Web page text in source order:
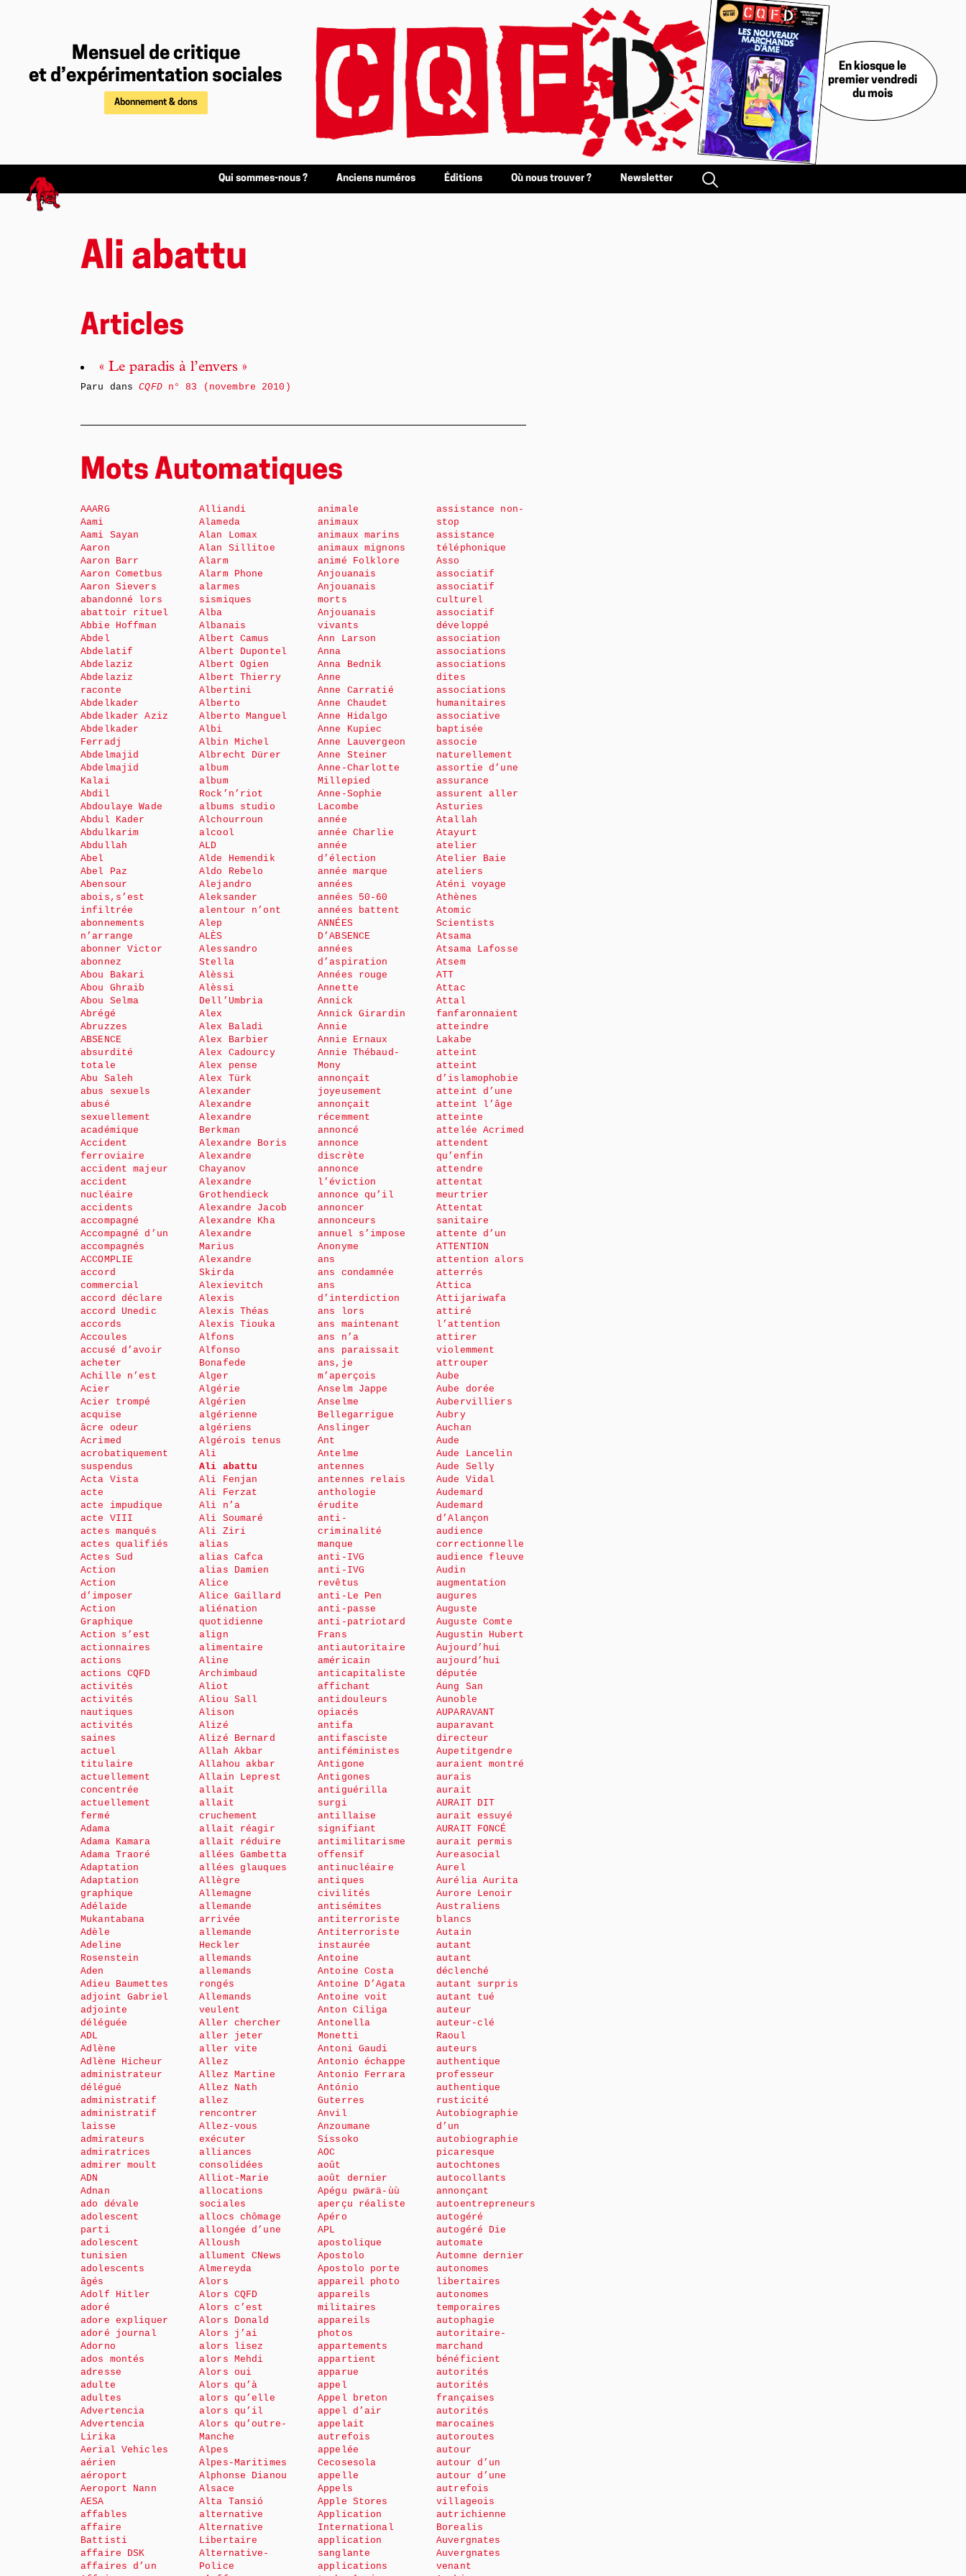
Mensuel de critique
et d’expérimentation sociales
Abonnement & dons
En kiosque le
premier vendredi
du mois
Qui sommes-nous ? Anciens numéros Éditions Où nous trouver ? Newsletter
Ali abattu
Articles
« Le paradis à l’envers »
Paru dansCQFDn° 83 (novembre 2010)
Mots Automatiques
AAARG
Aami
Aami Sayan
Aaron
Aaron Barr
Aaron Cometbus
Aaron Sievers
abandonné lors
abattoir rituel
Abbie Hoffman
Abdel
Abdelatif
Abdelaziz
Abdelaziz
raconte
Abdelkader
Abdelkader Aziz
Abdelkader
Ferradj
Abdelmajid
Abdelmajid
Kalai
Abdil
Abdoulaye Wade
Abdul Kader
Abdulkarim
Abdullah
Abel
Abel Paz
Abensour
abois,s’est
infiltrée
abonnements
n’arrange
abonner Victor
abonnez
Abou Bakari
Abou Ghraib
Abou Selma
Abrégé
Abruzzes
ABSENCE
absurdité
totale
Abu Saleh
abus sexuels
abusé
sexuellement
académique
Accident
ferroviaire
accident majeur
accident
nucléaire
accidents
accompagné
Accompagné d’un
accompagnés
ACCOMPLIE
accord
commercial
accord déclare
accord Unedic
accords
Accoules
accusé d’avoir
acheter
Achille n’est
Acier
Acier trompé
acquise
âcre odeur
Acrimed
acrobatiquement
suspendus
Acta Vista
acte
acte impudique
acte VIII
actes manqués
actes qualifiés
Actes Sud
Action
Action
d’imposer
Action
Graphique
Action s’est
actionnaires
actions
actions CQFD
activités
activités
nautiques
activités
saines
actuel
titulaire
actuellement
concentrée
actuellement
fermé
Adama
Adama Kamara
Adama Traoré
Adaptation
Adaptation
graphique
Adélaïde
Mukantabana
Adèle
Adeline
Rosenstein
Aden
Adieu Baumettes
adjoint Gabriel
adjointe
déléguée
ADL
Adlène
Adlène Hicheur
administrateur
délégué
administratif
administratif
laisse
admirateurs
admiratrices
admirer moult
ADN
Adnan
ado dévale
adolescent
parti
adolescent
tunisien
adolescents
âgés
Adolf Hitler
adoré
adore expliquer
adoré journal
Adorno
ados montés
adresse
adulte
adultes
Advertencia
Advertencia
Lirika
Aerial Vehicles
aérien
aéroport
Aeroport Nann
AESA
affables
affaire
Battisti
affaire DSK
affaires d’un
Alliandi
Alameda
Alan Lomax
Alan Sillitoe
Alarm
Alarm Phone
alarmes
sismiques
Alba
Albanais
Albert Camus
Albert Dupontel
Albert Ogien
Albert Thierry
Albertini
Alberto
Alberto Manguel
Albi
Albin Michel
Albrecht Dürer
album
album
Rock’n’riot
albums studio
Alchourroun
alcool
ALD
Alde Hemendik
Aldo Rebelo
Alejandro
Aleksander
alentour n’ont
Alep
ALÈS
Alessandro
Stella
Alèssi
Alèssi
Dell’Umbria
Alex
Alex Baladi
Alex Barbier
Alex Cadourcy
Alex pense
Alex Türk
Alexander
Alexandre
Alexandre
Berkman
Alexandre Boris
Alexandre
Chayanov
Alexandre
Grothendieck
Alexandre Jacob
Alexandre Kha
Alexandre
Marius
Alexandre
Skirda
Alexievitch
Alexis
Alexis Théas
Alexis Tiouka
Alfons
Alfonso
Bonafede
Alger
Algérie
Algérien
algérienne
algériens
Algérois tenus
Ali
Ali abattu
Ali Fenjan
Ali Ferzat
Ali n’a
Ali Soumaré
Ali Ziri
alias
alias Cafca
alias Damien
Alice
Alice Gaillard
aliénation
quotidienne
align
alimentaire
Aline
Archimbaud
Aliot
Aliou Sall
Alison
Alizé
Alizé Bernard
Allah Akbar
Allahou akbar
Allain Leprest
allait
allait
cruchement
allait réagir
allait réduire
allées Gambetta
allées glauques
Allègre
Allemagne
allemande
arrivée
allemande
Heckler
allemands
allemands
rongés
Allemands
veulent
Aller chercher
aller jeter
aller vite
Allez
Allez Martine
Allez Nath
allez
rencontrer
Allez-vous
exécuter
alliances
consolidées
Alliot-Marie
allocations
sociales
allocs chômage
allongée d’une
Alloush
allument CNews
Almereyda
Alors
Alors CQFD
Alors c’est
Alors Donald
Alors j’ai
alors lisez
alors Mehdi
Alors oui
Alors qu’à
alors qu’elle
alors qu’il
Alors qu’outre-
Manche
Alpes
Alpes-Maritimes
Alphonse Dianou
Alsace
Alta Tansió
alternative
Alternative
Libertaire
Alternative-
Police
animale
animaux
animaux marins
animaux mignons
animé Folklore
Anjouanais
Anjouanais
morts
Anjouanais
vivants
Ann Larson
Anna
Anna Bednik
Anne
Anne Carratié
Anne Chaudet
Anne Hidalgo
Anne Kupiec
Anne Lauvergeon
Anne Steiner
Anne-Charlotte
Millepied
Anne-Sophie
Lacombe
année
année Charlie
année
d’élection
année marque
années
années 50-60
années battent
ANNÉES
D’ABSENCE
années
d’aspiration
Années rouge
Annette
Annick
Annick Girardin
Annie
Annie Ernaux
Annie Thébaud-
Mony
annonçait
joyeusement
annonçait
récemment
annoncé
annonce
discrète
annonce
l’éviction
annonce qu’il
annoncer
annonceurs
annuel s’impose
Anonyme
ans
ans condamnée
ans
d’interdiction
ans lors
ans maintenant
ans n’a
ans paraissait
ans,je
m’aperçois
Anselm Jappe
Anselme
Bellegarrigue
Anslinger
Ant
Antelme
antennes
antennes relais
anthologie
érudite
anti-
criminalité
manque
anti-IVG
anti-IVG
revêtus
anti-Le Pen
anti-passe
anti-patriotard
Frans
antiautoritaire
américain
anticapitaliste
affichant
antidouleurs
opiacés
antifa
antifasciste
antiféministes
Antigone
Antigones
antiguérilla
surgi
antillaise
signifiant
antimilitarisme
offensif
antinucléaire
antiques
civilités
antisémites
antiterroriste
Antiterroriste
instaurée
Antoine
Antoine Costa
Antoine D’Agata
Antoine voit
Anton Ciliga
Antonella
Monetti
Antoni Gaudi
Antonio échappe
Antonio Ferrara
António
Guterres
Anvil
Anzoumane
Sissoko
AOC
août
août dernier
Apégu pwärä-ùù
aperçu réaliste
Apéro
APL
apostolique
Apostolo
Apostolo porte
appareil photo
appareils
militaires
appareils
photos
appartements
appartient
apparue
appel
Appel breton
appel d’air
appelait
autrefois
appelée
Cecosesola
appelle
Appels
Apple Stores
Application
International
application
sanglante
applications
assistance non-
stop
assistance
téléphonique
Asso
associatif
associatif
culturel
associatif
développé
association
associations
associations
dites
associations
humanitaires
associative
baptisée
associe
naturellement
assortie d’une
assurance
assurent aller
Asturies
Atallah
Atayurt
atelier
Atelier Baie
ateliers
Aténi voyage
Athènes
Atomic
Scientists
Atsama
Atsama Lafosse
Atsem
ATT
Attac
Attal
fanfaronnaient
atteindre
Lakabe
atteint
atteint
d’islamophobie
atteint d’une
atteint l’âge
atteinte
attelée Acrimed
attendent
qu’enfin
attendre
attentat
meurtrier
Attentat
sanitaire
attente d’un
ATTENTION
attention alors
atterrés
Attica
Attijariwafa
attiré
l’attention
attirer
violemment
attrouper
Aube
Aube dorée
Aubervilliers
Aubry
Auchan
Aude
Aude Lancelin
Aude Selly
Aude Vidal
Audemard
Audemard
d’Alançon
audience
correctionnelle
audience fleuve
Audin
augmentation
augures
Auguste
Auguste Comte
Augustin Hubert
Aujourd’hui
aujourd’hui
députée
Aung San
Aunoble
AUPARAVANT
auparavant
directeur
Aupetitgendre
auraient montré
aurais
aurait
AURAIT DIT
aurait essuyé
AURAIT FONCÉ
aurait permis
Aureasocial
Aurel
Aurélia Aurita
Aurore Lenoir
Australiens
blancs
Autain
autant
autant
déclenché
autant surpris
autant tué
auteur
auteur-clé
Raoul
auteurs
authentique
professeur
authentique
rusticité
Autobiographie
d’un
autobiographie
picaresque
autochtones
autocollants
annonçant
autoentrepreneurs
autogéré
autogéré Die
automate
Automne dernier
autonomes
libertaires
autonomes
temporaires
autophagie
autoritaire-
marchand
bénéficient
autorités
autorités
françaises
autorités
marocaines
autoroutes
autour
autour d’un
autour d’une
autrefois
villageois
autrichienne
Borealis
Auvergnates
Auvergnates
venant